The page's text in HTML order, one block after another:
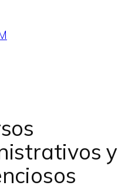
y